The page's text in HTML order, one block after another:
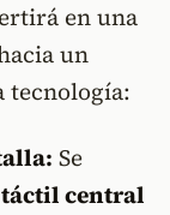
en una
un
tecnología:
Se
central